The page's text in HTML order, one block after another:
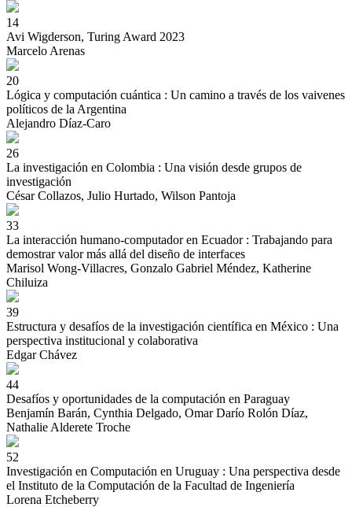
14
Avi Wigderson, Turing Award 2023
Marcelo Arenas
20
Lógica y computación cuántica : Un camino a través de los vaivenes
políticos de la Argentina
Alejandro Díaz-Caro
26
La investigación en Colombia : Una visión desde grupos de
investigación
César Collazos, Julio Hurtado, Wilson Pantoja
33
La interacción humano-computador en Ecuador : Trabajando para
demostrar valor más allá del diseño de interfaces
Marisol Wong-Villacres, Gonzalo Gabriel Méndez, Katherine
Chiluiza
39
Estructura y desafíos de la investigación científica en México : Una
perspectiva institucional y colaborativa
Edgar Chávez
44
Desafíos y oportunidades de la computación en Paraguay
Benjamín Barán, Cynthia Delgado, Omar Darío Rolón Díaz,
Nathalie Alderete Troche
52
Investigación en Computación en Uruguay : Una perspectiva desde
el Instituto de la Computación de la Facultad de Ingeniería
Lorena Etcheberry